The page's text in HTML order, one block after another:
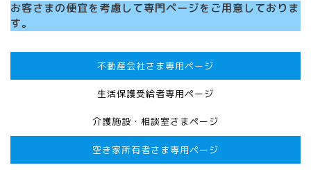
お客さまの便宜を考慮して専門ページをご用意しておりま
す。
不動産会社さま専用ページ
生活保護受給者専用ページ
介護施設・相談室さまページ
空き家所有者さま専用ページ